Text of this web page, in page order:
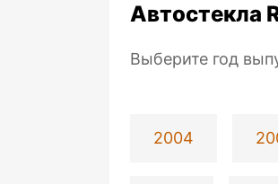
Автостекла
Выберите год
2004